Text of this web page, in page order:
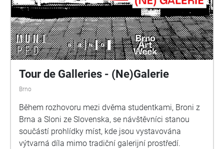
Tour de Galleries - (Ne)Galerie
Brno
Během rozhovoru mezi dvěma studentkami, Broni z
Brna a Sloni ze Slovenska, se návštěvníci stanou
součástí prohlídky míst, kde jsou vystavována
výtvarná díla mimo tradiční galerijní prostředí.